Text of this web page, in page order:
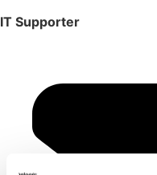
IT Supporter